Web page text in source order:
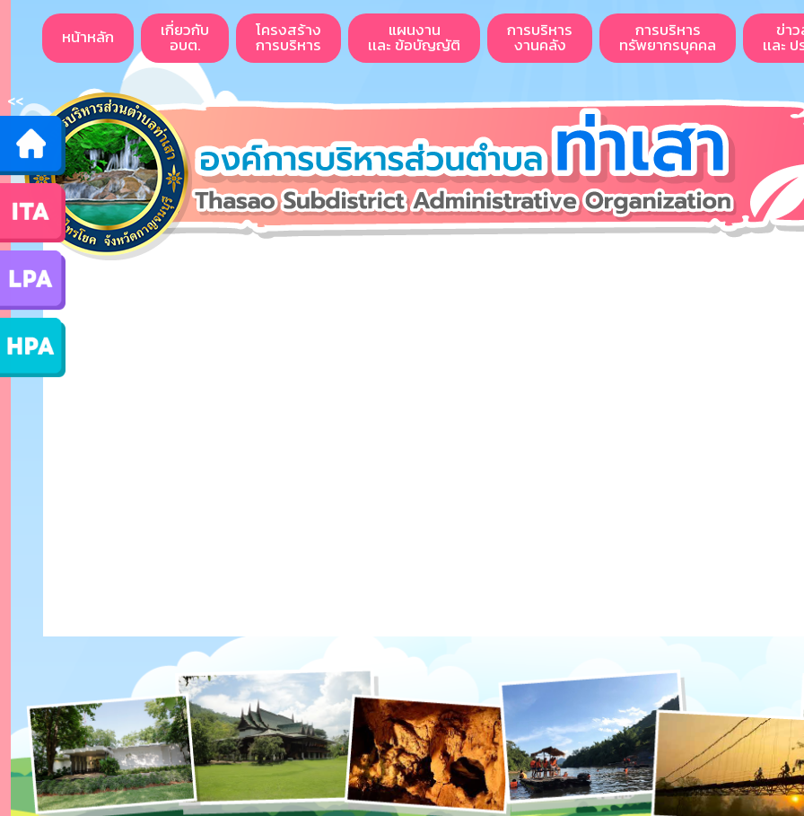
<<
หน้าหลัก เกี่ยวกับ
อบต.
โครงสร้าง
การบริหาร
แผนงาน
เเละ ข้อบัญญัติ
การบริหาร
งานคลัง
การบริหาร
ทรัพยากรบุคคล
ข่า
เเละ